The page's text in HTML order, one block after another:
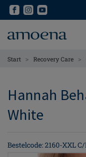
Skip
content
Skip
content
Start > Recovery Care >
Hannah
White
Bestelcode: 2160-XXL